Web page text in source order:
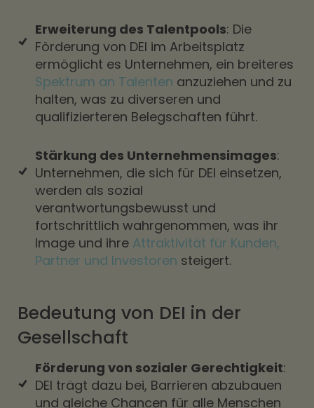
Erweiterung des Talentpools: Die
Förderung von DEI im Arbeitsplatz
ermöglicht es Unternehmen, ein breiteres
Spektrum an Talenten anzuziehen und zu
halten, was zu diverseren und
qualifizierteren Belegschaften führt.
Stärkung des Unternehmensimages:
Unternehmen, die sich für DEI einsetzen,
werden als sozial
verantwortungsbewusst und
fortschrittlich wahrgenommen, was ihr
Image und ihre Attraktivität für Kunden,
Partner und Investoren steigert.
Bedeutung von DEI in der
Gesellschaft
Förderung von sozialer Gerechtigkeit:
DEI trägt dazu bei, Barrieren abzubauen
und gleiche Chancen für alle Menschen